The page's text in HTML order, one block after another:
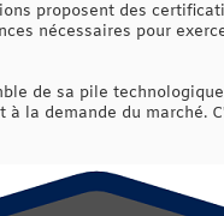
proposent des
nécessaires pour
de sa pile
la demande du marché.